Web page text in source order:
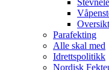
Parafekting
Alle skal med
Idrettspolitikk
Nordisk